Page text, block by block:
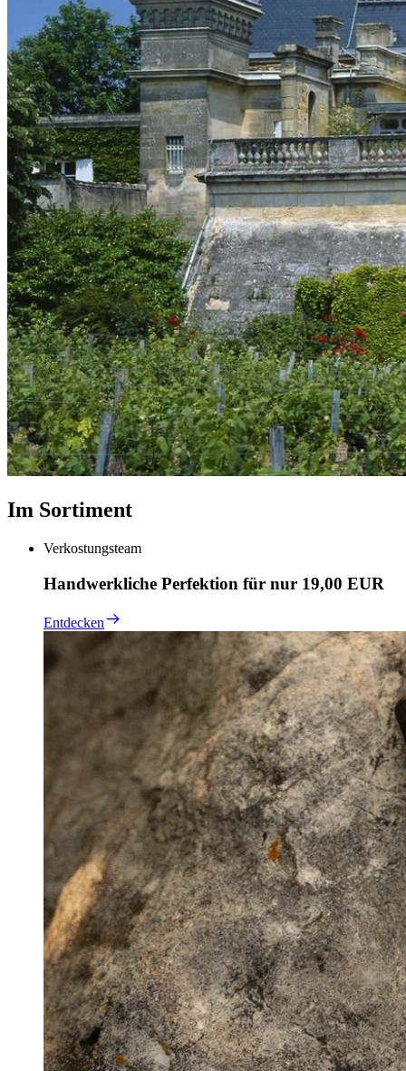
Im Sortiment
Verkostungsteam
Handwerkliche Perfektion für nur 19,00 EUR
Entdecken